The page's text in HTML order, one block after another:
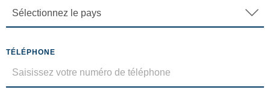
TÉLÉPHONE